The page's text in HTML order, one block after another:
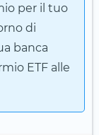
per il tuo
di
banca
ETF alle